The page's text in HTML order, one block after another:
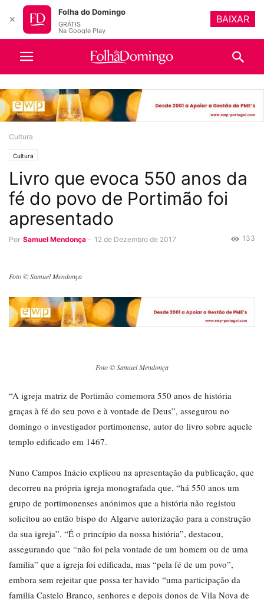
Cultura
Cultura
Livro que evoca 550 anos da
fé do povo de Portimão foi
apresentado
Por Samuel Mendonça - 12 de Dezembro de 2017 133
Foto © Samuel Mendonça
Foto © Samuel Mendonça
“A igreja matriz de Portimão comemora 550 anos de história
graças à fé do seu povo e à vontade de Deus”, assegurou no
domingo o investigador portimonense, autor do livro sobre aquele
templo edificado em 1467.
Nuno Campos Inácio explicou na apresentação da publicação, que
decorreu na própria igreja monografada que, “há 550 anos um
grupo de portimonenses anónimos que a história não registou
solicitou ao então bispo do Algarve autorização para a construção
da sua igreja”. “É o princípio da nossa história”, destacou,
assegurando que “não foi pela vontade de um homem ou de uma
família” que a igreja foi edificada, mas “pela fé de um povo”,
embora sem rejeitar que possa ter havido “uma participação da
família Castelo Branco, senhores e depois donos de Vila Nova de
✕
Folha do Domingo
GRÁTIS
Na Google Play
BAIXAR